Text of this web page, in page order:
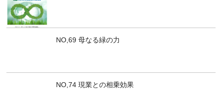
NO,69 母なる緑の力
NO,74 現業との相乗効果